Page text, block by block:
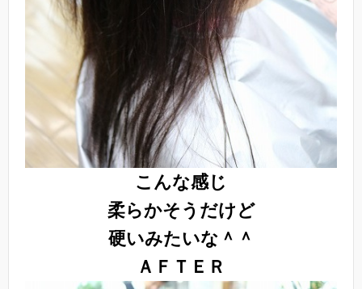
こんな感じ
柔らかそうだけど
硬いみたいな＾＾
ＡＦＴＥＲ